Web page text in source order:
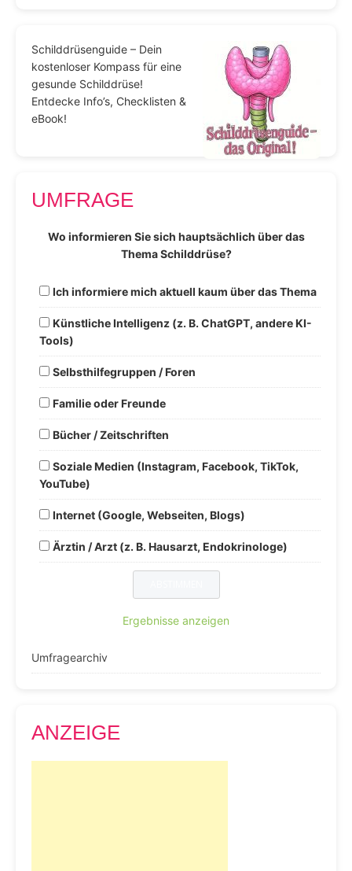
Schilddrüsenguide – Dein
kostenloser Kompass für eine
gesunde Schilddrüse!
Entdecke Info’s, Checklisten &
eBook!
UMFRAGE
Wo informieren Sie sich hauptsächlich über das
Thema Schilddrüse?
Ich informiere mich aktuell kaum über das Thema
Künstliche Intelligenz (z. B. ChatGPT, andere KI-
Tools)
Selbsthilfegruppen / Foren
Familie oder Freunde
Bücher / Zeitschriften
Soziale Medien (Instagram, Facebook, TikTok,
YouTube)
Internet (Google, Webseiten, Blogs)
Ärztin / Arzt (z. B. Hausarzt, Endokrinologe)
Ergebnisse anzeigen
Umfragearchiv
ANZEIGE